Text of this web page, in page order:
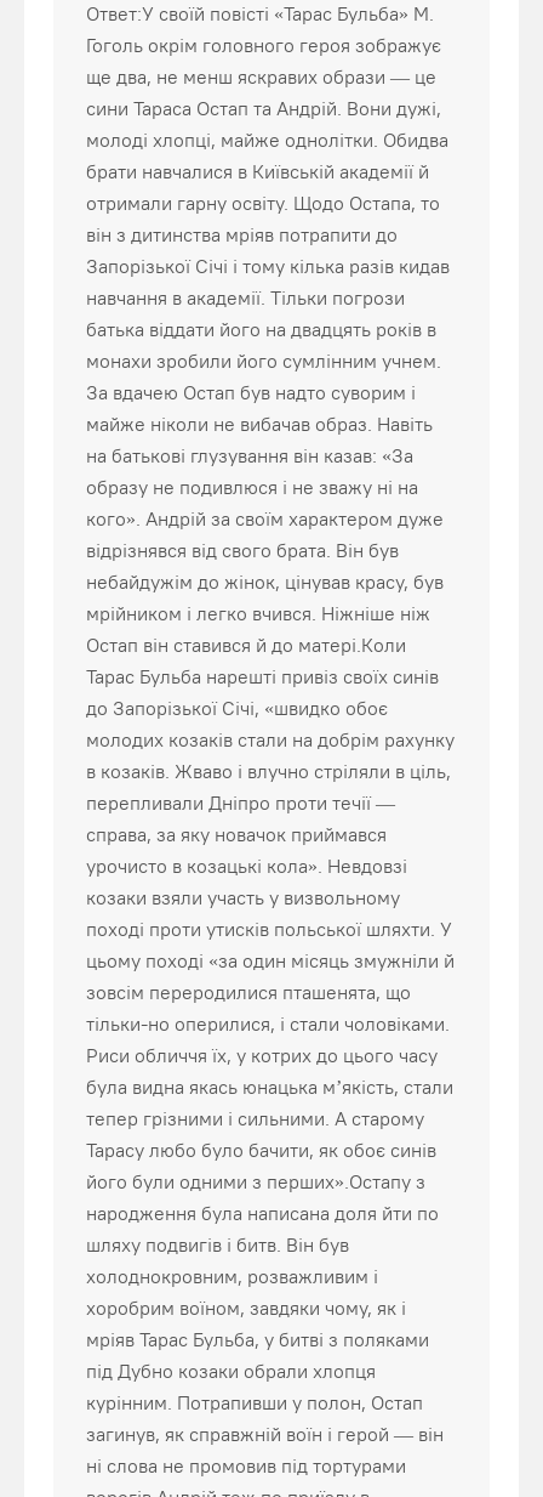
Ответ:У своїй повісті «Тарас Бульба» М.
Гоголь окрім головного героя зображує
ще два, не менш яскравих образи — це
сини Тараса Остап та Андрій. Вони дужі,
молоді хлопці, майже однолітки. Обидва
брати навчалися в Київській академії й
отримали гарну освіту. Щодо Остапа, то
він з дитинства мріяв потрапити до
Запорізької Січі і тому кілька разів кидав
навчання в академії. Тільки погрози
батька віддати його на двадцять років в
монахи зробили його сумлінним учнем.
За вдачею Остап був надто суворим і
майже ніколи не вибачав образ. Навіть
на батькові глузування він казав: «За
образу не подивлюся і не зважу ні на
кого». Андрій за своїм характером дуже
відрізнявся від свого брата. Він був
небайдужім до жінок, цінував красу, був
мрійником і легко вчився. Ніжніше ніж
Остап він ставився й до матері.Коли
Тарас Бульба нарешті привіз своїх синів
до Запорізької Січі, «швидко обоє
молодих козаків стали на добрім рахунку
в козаків. Жваво і влучно стріляли в ціль,
перепливали Дніпро проти течії —
справа, за яку новачок приймався
урочисто в козацькі кола». Невдовзі
козаки взяли участь у визвольному
поході проти утисків польської шляхти. У
цьому поході «за один місяць змужніли й
зовсім переродилися пташенята, що
тільки-но оперилися, і стали чоловіками.
Риси обличчя їх, у котрих до цього часу
була видна якась юнацька м’якість, стали
тепер грізними і сильними. А старому
Тарасу любо було бачити, як обоє синів
його були одними з перших».Остапу з
народження була написана доля йти по
шляху подвигів і битв. Він був
холоднокровним, розважливим і
хоробрим воїном, завдяки чому, як і
мріяв Тарас Бульба, у битві з поляками
під Дубно козаки обрали хлопця
курінним. Потрапивши у полон, Остап
загинув, як справжній воїн і герой — він
ні слова не промовив під тортурами